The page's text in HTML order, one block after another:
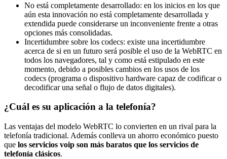
No está completamente desarrollado: en los inicios en los que
aún esta innovación no está completamente desarrollada y
extendida puede considerarse un inconveniente frente a otras
opciones más consolidadas.
Incertidumbre sobre los codecs: existe una incertidumbre
acerca de si en un futuro será posible el uso de la WebRTC en
todos los navegadores, tal y como está estipulado en este
momento, debido a posibles cambios en los usos de los
codecs (programa o dispositivo hardware capaz de codificar o
decodificar una señal o flujo de datos digitales).
¿Cuál es su aplicación a la telefonía?
Las ventajas del modelo WebRTC lo convierten en un rival para la
telefonía tradicional. Además conlleva un ahorro económico puesto
que los servicios voip son más baratos que los servicios de
telefonía clásicos.